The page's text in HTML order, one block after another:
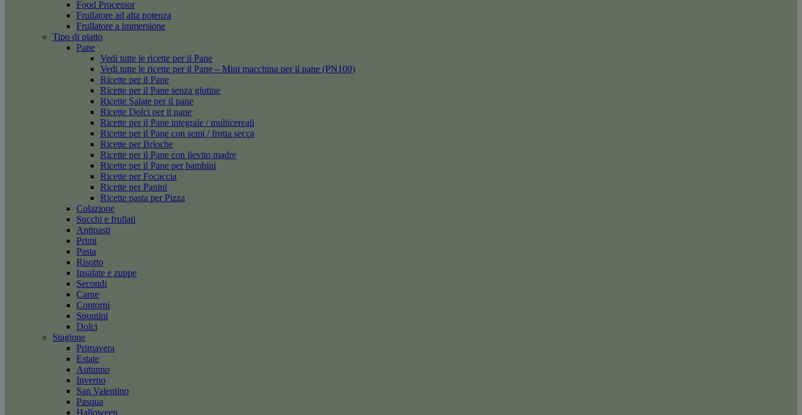
Food Processor
Frullatore ad alta potenza
Frullatore a immersione
Tipo di piatto
Pane
Vedi tutte le ricette per il Pane
Vedi tutte le ricette per il Pane – Mini macchina per il pane (PN100)
Ricette per il Pane
Ricette per il Pane senza glutine
Ricette Salate per il pane
Ricette Dolci per il pane
Ricette per il Pane integrale / multicereali
Ricette per il Pane con semi / frutta secca
Ricette per Brioche
Ricette per il Pane con lievito madre
Ricette per il Pane per bambini
Ricette per Focaccia
Ricette per Panini
Ricette pasta per Pizza
Colazione
Succhi e frullati
Antipasti
Primi
Pasta
Risotto
Insalate e zuppe
Secondi
Carne
Contorni
Spuntini
Dolci
Stagione
Primavera
Estate
Autunno
Inverno
San Valentino
Pasqua
Halloween